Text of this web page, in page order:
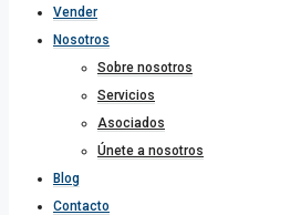
Vender
Nosotros
Sobre nosotros
Servicios
Asociados
Únete a nosotros
Blog
Contacto